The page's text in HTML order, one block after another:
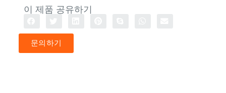
이 제품 공유하기
문의하기